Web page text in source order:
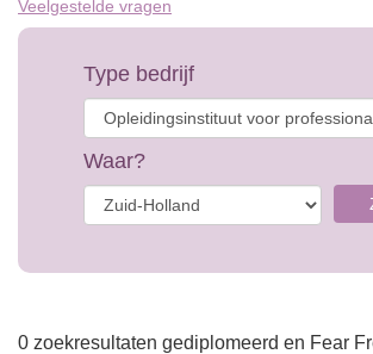
Veelgestelde vragen
Type bedrijf
Waar?
0 zoekresultaten gediplomeerd en Fear